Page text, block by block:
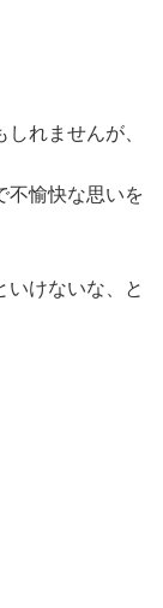
れませんが、
不愉快な思いを
いけないな、と